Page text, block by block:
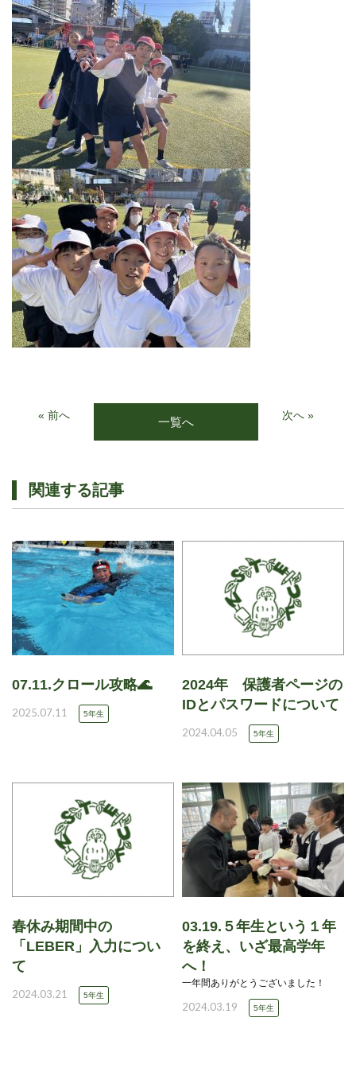
« 前へ 一覧へ 次へ »
関連する記事
07.11.クロール攻略🌊
2025.07.11 5年生
2024年 保護者ページの
IDとパスワードについて
2024.04.05 5年生
春休み期間中の
「LEBER」入力につい
て
2024.03.21 5年生
03.19.５年生という１年
を終え、いざ最高学年
へ！
一年間ありがとうございました！
2024.03.19 5年生